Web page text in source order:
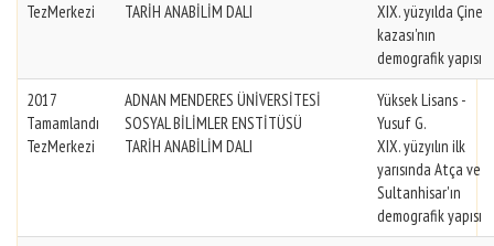
TezMerkezi
TARİH ANABİLİM DALI
XIX. yüzyılda Çine
kazası'nın
demografik yapısı
2017
Tamamlandı
TezMerkezi
ADNAN MENDERES ÜNİVERSİTESİ
SOSYAL BİLİMLER ENSTİTÜSÜ
TARİH ANABİLİM DALI
Yüksek Lisans -
Yusuf G.
XIX. yüzyılın ilk
yarısında Atça ve
Sultanhisar'ın
demografik yapısı